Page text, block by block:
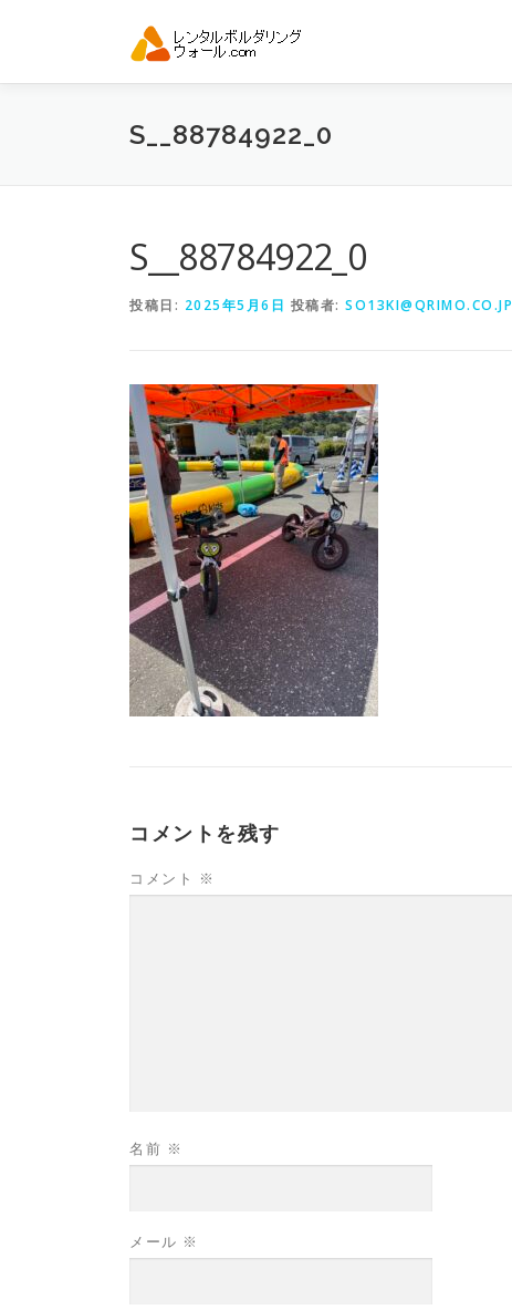
ン
S__88784922_0
S__88784922_0
投稿日: 2025年5月6日 投稿者: SO13KI@QRIMO.CO.JP
コメントを残す
コメント ※
名前 ※
メール ※